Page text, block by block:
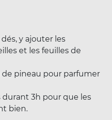
y ajouter les
et les feuilles de
de pineau pour parfumer
durant 3h pour que les
bien.